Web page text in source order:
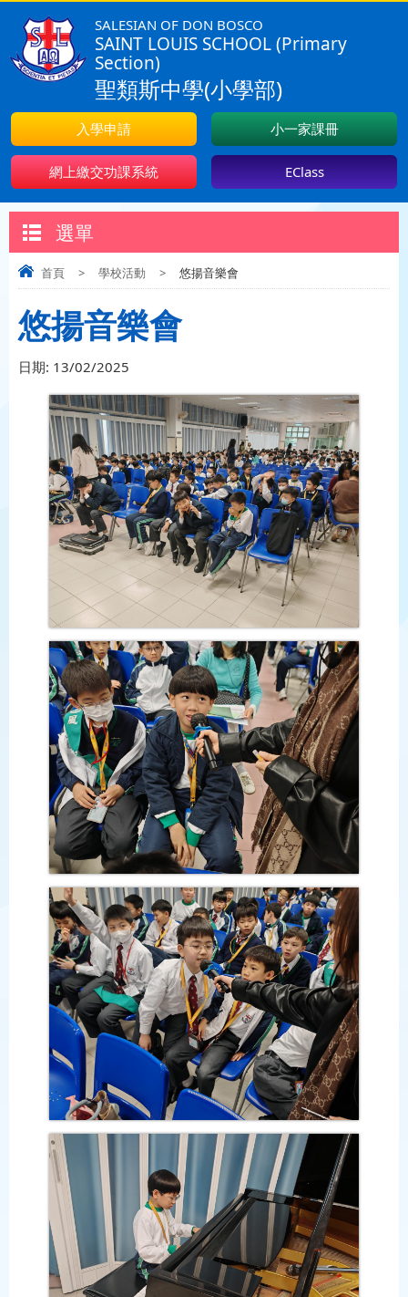
SALESIAN OF DON BOSCO
SAINT LOUIS SCHOOL (Primary
Section)
聖類斯中學(小學部)
入學申請 小一家課冊
網上繳交功課系統 EClass
選單
首頁 > 學校活動 > 悠揚音樂會
悠揚音樂會
日期: 13/02/2025